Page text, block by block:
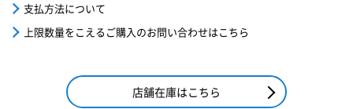
支払方法について
上限数量をこえるご購入のお問い合わせはこちら
店舗在庫はこちら